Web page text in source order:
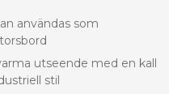
användas som
utseende med en kall
stil